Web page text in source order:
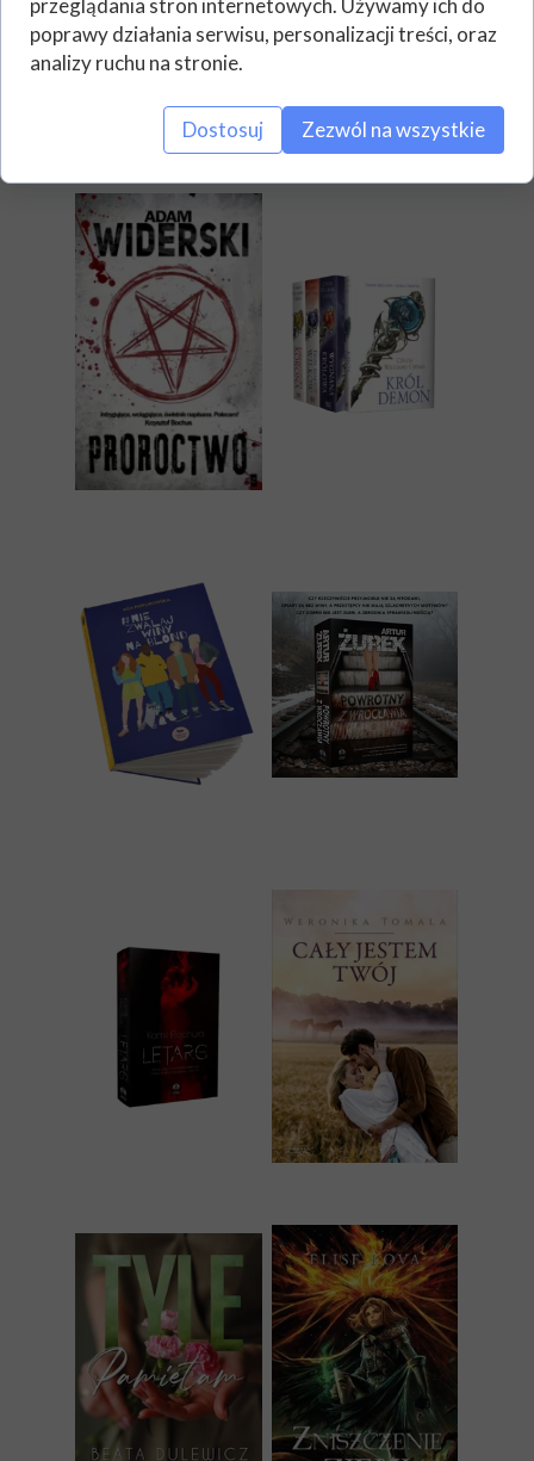
poprawy działania serwisu, personalizacji treści, oraz
analizy ruchu na stronie.
Dostosuj Zezwól na wszystkie